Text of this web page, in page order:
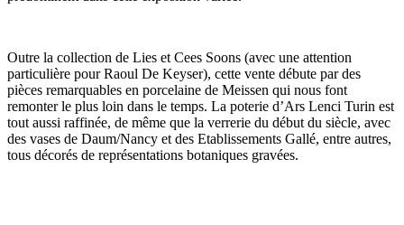
Outre la collection de Lies et Cees Soons (avec une attention
particulière pour Raoul De Keyser), cette vente débute par des
pièces remarquables en porcelaine de Meissen qui nous font
remonter le plus loin dans le temps. La poterie d’Ars Lenci Turin est
tout aussi raffinée, de même que la verrerie du début du siècle, avec
des vases de Daum/Nancy et des Etablissements Gallé, entre autres,
tous décorés de représentations botaniques gravées.